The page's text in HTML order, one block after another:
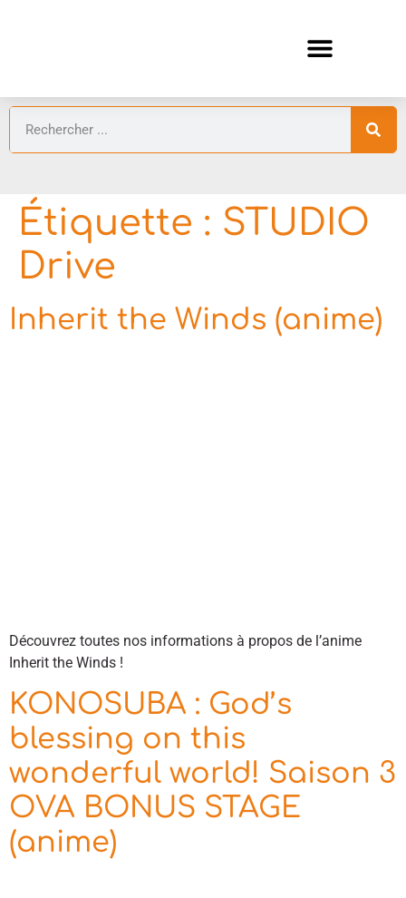
Étiquette : STUDIO
Drive
Inherit the Winds (anime)
Découvrez toutes nos informations à propos de l’anime
Inherit the Winds !
KONOSUBA : God’s
blessing on this
wonderful world! Saison 3
OVA BONUS STAGE
(anime)